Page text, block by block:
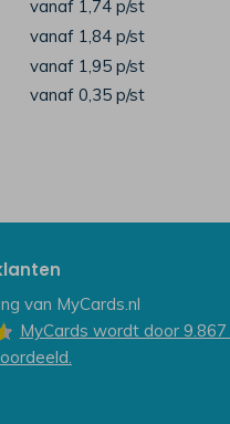
vanaf 1,74 p/st
vanaf 1,84 p/st
vanaf 1,95 p/st
vanaf 0,35 p/st
van MyCards.nl
MyCards wordt door 9.867